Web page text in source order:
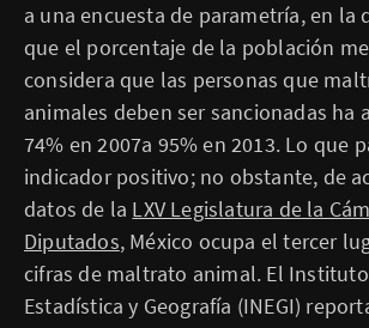
a una encuesta de parametría, en la
que el porcentaje de la población
considera que las personas que
animales deben ser sancionadas ha
74% en 2007a 95% en 2013. Lo que
indicador positivo; no obstante, de
datos de la LXV Legislatura de la
Diputados, México ocupa el tercer
cifras de maltrato animal. El
Estadística y Geografía (INEGI)